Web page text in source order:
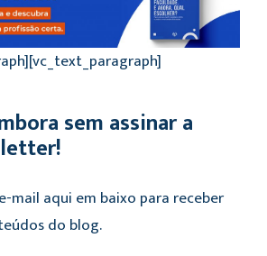
sem assinar a
mail aqui em baixo para receber
do blog.